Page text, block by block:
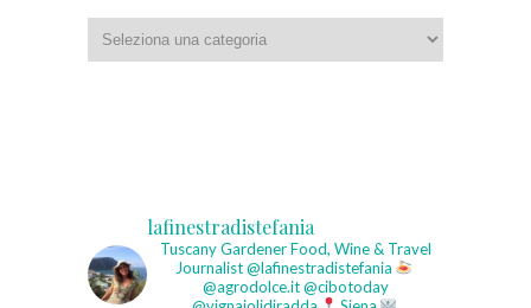
lafinestradistefania
Tuscany GardenerFood, Wine & Travel
Journalist@lafinestradistefania
@agrodolce.it @cibotoday